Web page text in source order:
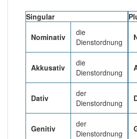
DER:127Ausnahmen Beispiele
DAS:2Ausnahmen Beispiele
Häufigkeit: 4 von 10
Singular
Nominativ
die
Dienstordnung
Akkusativ
die
Dienstordnung
Dativ
der
Dienstordnung
Genitiv
der
Dienstordnung